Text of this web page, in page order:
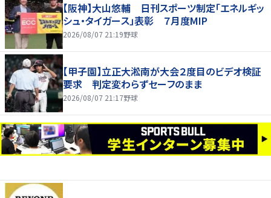
【阪神】大山悠輔 日刊スポーツ制定「エネルギッ
シュ・タイガース」表彰 ７月度MIP
2026/08/07 21:19野球
【甲子園】立正大淞南が大会２度目のビデオ検証
要求 判定変わらずセーフのまま
2026/08/07 21:17野球